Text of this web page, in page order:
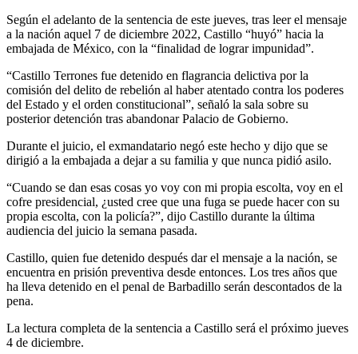
Según el adelanto de la sentencia de este jueves, tras leer el mensaje
a la nación aquel 7 de diciembre 2022, Castillo “huyó” hacia la
embajada de México, con la “finalidad de lograr impunidad”.
“Castillo Terrones fue detenido en flagrancia delictiva por la
comisión del delito de rebelión al haber atentado contra los poderes
del Estado y el orden constitucional”, señaló la sala sobre su
posterior detención tras abandonar Palacio de Gobierno.
Durante el juicio, el exmandatario negó este hecho y dijo que se
dirigió a la embajada a dejar a su familia y que nunca pidió asilo.
“Cuando se dan esas cosas yo voy con mi propia escolta, voy en el
cofre presidencial, ¿usted cree que una fuga se puede hacer con su
propia escolta, con la policía?”, dijo Castillo durante la última
audiencia del juicio la semana pasada.
Castillo, quien fue detenido después dar el mensaje a la nación, se
encuentra en prisión preventiva desde entonces. Los tres años que
ha lleva detenido en el penal de Barbadillo serán descontados de la
pena.
La lectura completa de la sentencia a Castillo será el próximo jueves
4 de diciembre.